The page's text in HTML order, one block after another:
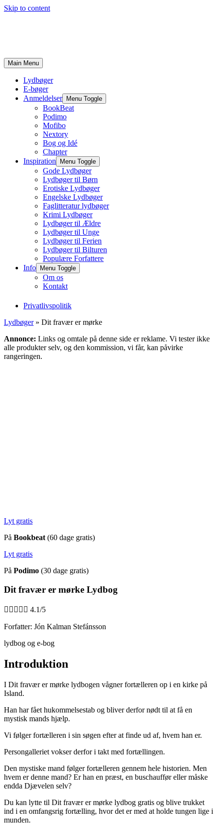
Skip to content
Main Menu
Lydbøger
E-bøger
Anmeldelser
Menu Toggle
BookBeat
Podimo
Mofibo
Nextory
Bog og Idé
Chapter
Inspiration
Menu Toggle
Gode Lydbøger
Lydbøger til Børn
Erotiske Lydbøger
Engelske Lydbøger
Faglitteratur lydbøger
Krimi Lydbøger
Lydbøger til Ældre
Lydbøger til Unge
Lydbøger til Ferien
Lydbøger til Bilturen
Populære Forfattere
Info
Menu Toggle
Om os
Kontakt
Privatlivspolitik
Lydbøger» Dit fravær er mørke
Annonce: Links og omtale på denne side er reklame. Vi tester ikke
alle produkter selv, og den kommission, vi får, kan påvirke
rangeringen.
Lyt gratis
På Bookbeat (60 dage gratis)
Lyt gratis
På Podimo (30 dage gratis)
Dit fravær er mørke Lydbog
     4.1/5
Forfatter: Jón Kalman Stefánsson
lydbog og e-bog
Introduktion
I Dit fravær er mørke lydbogen vågner fortælleren op i en kirke på
Island.
Han har fået hukommelsestab og bliver derfor nødt til at få en
mystisk mands hjælp.
Vi følger fortælleren i sin søgen efter at finde ud af, hvem han er.
Persongalleriet vokser derfor i takt med fortællingen.
Den mystiske mand følger fortælleren gennem hele historien. Men
hvem er denne mand? Er han en præst, en buschauffør eller måske
endda Djævelen selv?
Du kan lytte til Dit fravær er mørke lydbog gratis og blive trukket
ind i en omfangsrig fortælling, hvor det er med at holde tungen lige i
munden.